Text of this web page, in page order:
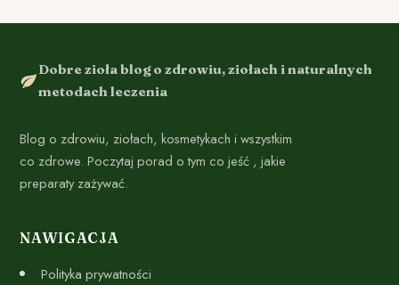
Dobre zioła blog o zdrowiu, ziołach i naturalnych
metodach leczenia
Blog o zdrowiu, ziołach, kosmetykach i wszystkim
co zdrowe. Poczytaj porad o tym co jeść , jakie
preparaty zażywać.
NAWIGACJA
Polityka prywatności